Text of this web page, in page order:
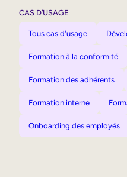
CAS D’USAGE
Tous cas d'usage
Formation à la conformité
Formation des adhérents
Formation interne
Onboarding des employés